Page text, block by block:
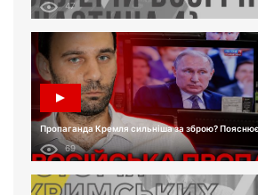
47
Пропаганда Кремля сильніша за зброю?
69